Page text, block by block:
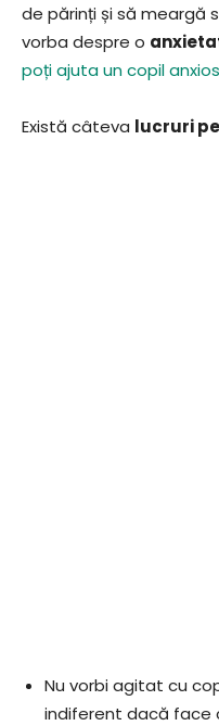
de părinți și să meargă
vorba despre o
poți ajuta un copil anxios
Există câteva lucruri
Nu vorbi agitat cu
indiferent dacă face